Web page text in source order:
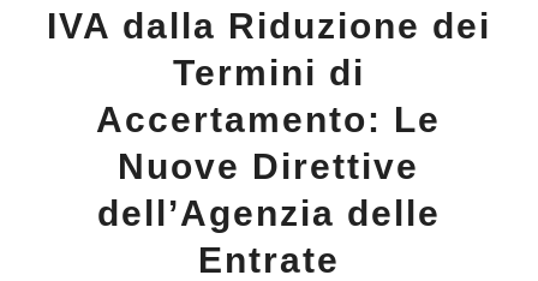
IVA dalla Riduzione dei
Termini di
Accertamento: Le
Nuove Direttive
dell’Agenzia delle
Entrate